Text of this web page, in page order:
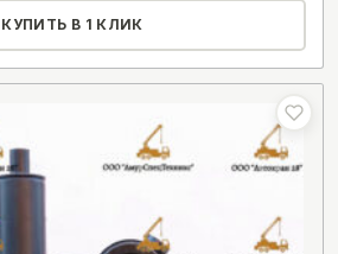
КУПИТЬ В 1 КЛИК